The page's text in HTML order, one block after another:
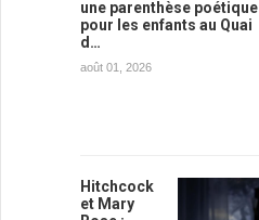
une parenthèse poétique
pour les enfants au Quai
d…
août 01, 2026
Hitchcock
et Mary